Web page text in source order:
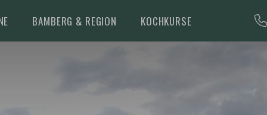
BAMBERG & REGION KOCHKURSE